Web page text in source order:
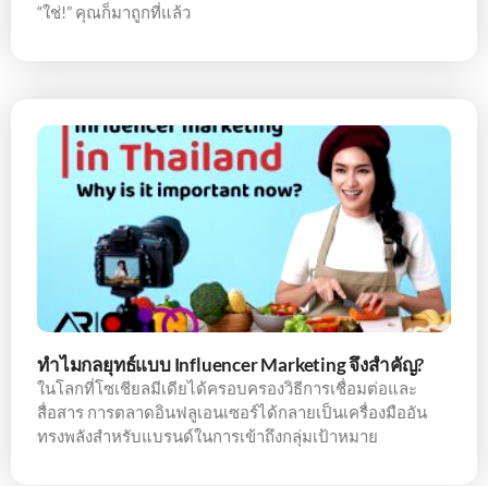
“ใช่!” คุณก็มาถูกที่แล้ว
ทำไมกลยุทธ์แบบ Influencer Marketing จึงสำคัญ?
ในโลกที่โซเชียลมีเดียได้ครอบครองวิธีการเชื่อมต่อและ
สื่อสาร การตลาดอินฟลูเอนเซอร์ได้กลายเป็นเครื่องมืออัน
ทรงพลังสำหรับแบรนด์ในการเข้าถึงกลุ่มเป้าหมาย